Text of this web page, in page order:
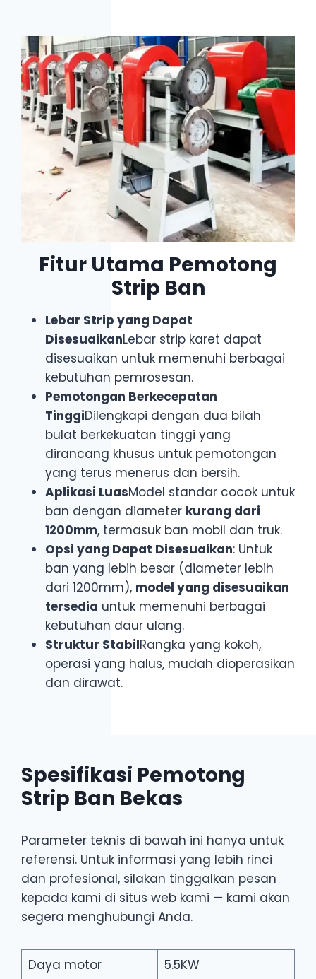
Fitur Utama Pemotong
Strip Ban
Lebar Strip yang Dapat
DisesuaikanLebar strip karet dapat
disesuaikan untuk memenuhi berbagai
kebutuhan pemrosesan.
Pemotongan Berkecepatan
TinggiDilengkapi dengan dua bilah
bulat berkekuatan tinggi yang
dirancang khusus untuk pemotongan
yang terus menerus dan bersih.
Aplikasi LuasModel standar cocok untuk
ban dengan diameter kurang dari
1200mm, termasuk ban mobil dan truk.
Opsi yang Dapat Disesuaikan: Untuk
ban yang lebih besar (diameter lebih
dari 1200mm), model yang disesuaikan
tersedia untuk memenuhi berbagai
kebutuhan daur ulang.
Struktur StabilRangka yang kokoh,
operasi yang halus, mudah dioperasikan
dan dirawat.
Spesifikasi Pemotong
Strip Ban Bekas
Parameter teknis di bawah ini hanya untuk
referensi. Untuk informasi yang lebih rinci
dan profesional, silakan tinggalkan pesan
kepada kami di situs web kami — kami akan
segera menghubungi Anda.
Daya motor
5.5KW